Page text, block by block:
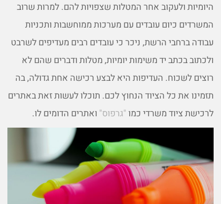
היומיות ולעקוב אחר המטלות שצפויות להם. למרות שרוב
המשרדים כיום עובדים עם מערכות ממוחשבות ותכניות
עבודה ברחבי הרשת, ניכר כי עובדים רבים מעדיפים לשרבט
ולכתוב בכתב יד משימות יומיות, מטלות ודברים שהם לא
רוצים לשכוח. העדיפות היא לבצע רכישה אחת גדולה, בה
תזמינו את כל הציוד הנחוץ לכם. תוכלו לעשות זאת באתרים
לרכישת ציוד משרדי כמו "גרפוס" ואתרים הדומים לו.